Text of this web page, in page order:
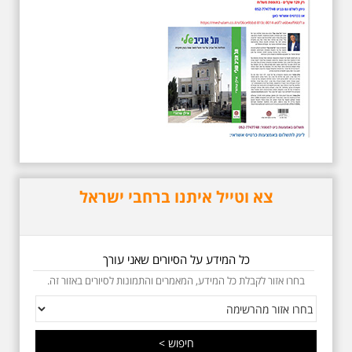
תחנות תל אביביות מחייו
של אריק איינשטיין -
מתאים גם למשפחות -
תוצרת הארץ
סיור מיוחד לזכרו של אריק איינשטיין,
בעקבות שתיים עשרה שנים
לפטירתו. סיור באחדים מתחנותיו של
אריק איינשטיין בתל-אביב. החל
ממקום ילדותו, דרך המקומות שהזכיר
בשיריו. מקום עליהם חלם והתגעגע.
5.6.2026 שישי בבוקר
צא וטייל איתנו ברחבי ישראל
כל המידע על הסיורים שאני עורך
בחרו אזור לקבלת כל המידע, המאמרים והתמונות לסיורים באזור זה.